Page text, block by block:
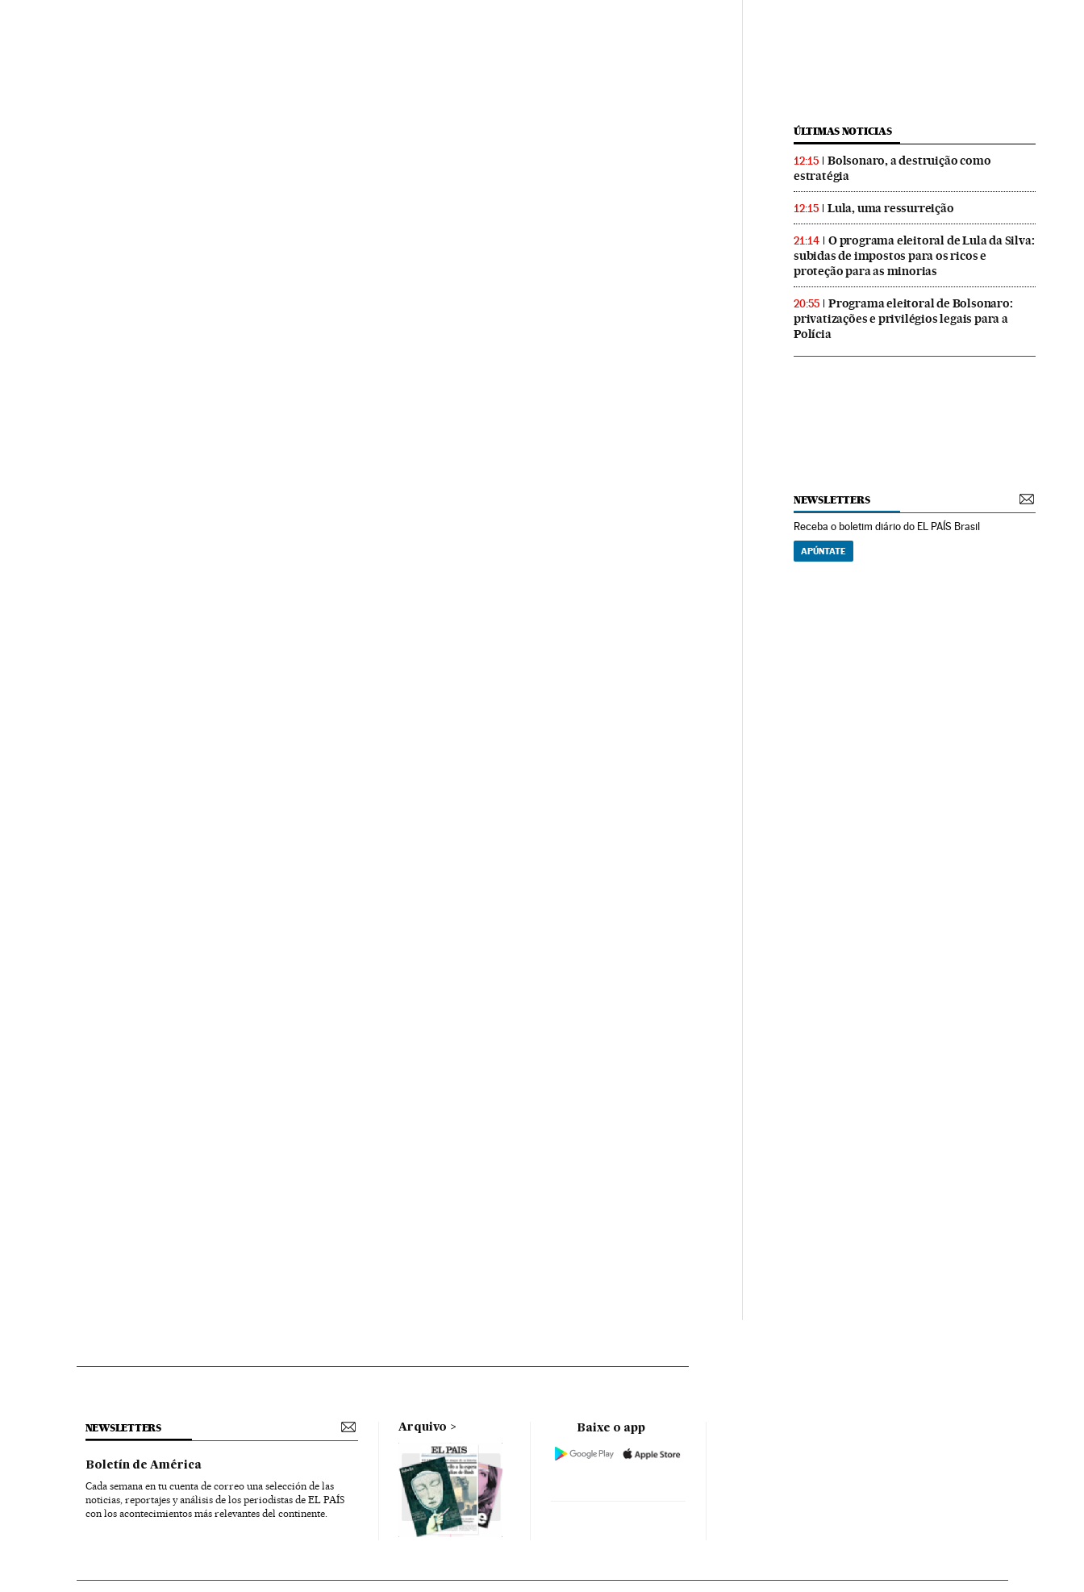
ÚLTIMAS NOTICIAS
12:15
Bolsonaro, a destruição como
estratégia
12:15 Lula, uma ressurreição
21:14
O programa eleitoral de Lula da Silva:
subidas de impostos para os ricos e
proteção para as minorias
20:55
Programa eleitoral de Bolsonaro:
privatizações e privilégios legais para a
Polícia
NEWSLETTERS
Receba o boletim diário do EL PAÍS Brasil
APÚNTATE
NEWSLETTERS
Boletín de América
Cada semana en tu cuenta de correo una selección de las
noticias, reportajes y análisis de los periodistas de EL PAÍS
con los acontecimientos más relevantes del continente.
Arquivo Baixe o app